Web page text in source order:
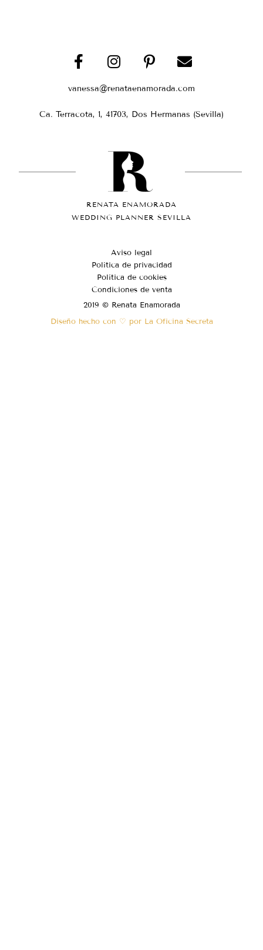
vanessa@renataenamorada.com
Ca. Terracota, 1, 41703, Dos Hermanas (Sevilla)
RENATA ENAMORADA
WEDDING PLANNER SEVILLA
Aviso legal
Política de privacidad
Política de cookies
Condiciones de venta
2019 © Renata Enamorada
Diseño hecho con ♡ por La Oficina Secreta